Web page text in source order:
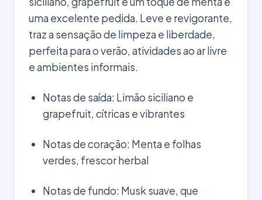
uma excelente pedida. Leve e revigorante,
traz a sensação de limpeza e liberdade,
perfeita para o verão, atividades ao ar livre
e ambientes informais.
Notas de saída: Limão siciliano e
grapefruit, cítricas e vibrantes
Notas de coração: Menta e folhas
verdes, frescor herbal
Notas de fundo: Musk suave, que